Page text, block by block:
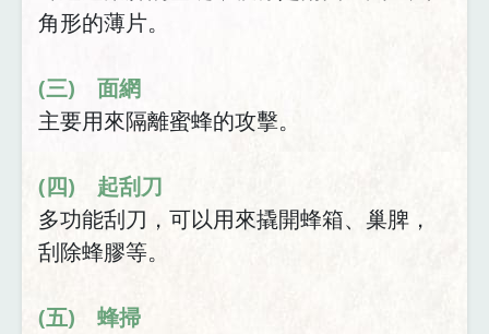
角形的薄片。
(三) 面網
主要用來隔離蜜蜂的攻擊。
(四) 起刮刀
多功能刮刀，可以用來撬開蜂箱、巢脾，
刮除蜂膠等。
(五) 蜂掃